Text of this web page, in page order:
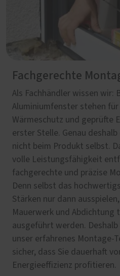
Fachgerechte
Als Fachhändler wissen wir:
Aluminiumfenster stehen
Wärmeschutz und geprüfte
erster Stelle. Genau
nicht beim Produkt selbst.
volle Leistungsfähigkeit
fachgerechte und präzise
Denn selbst das
Stärken nur dann
Mauerwerk und Abdichtung
ausgeführt werden.
unser erfahrenes Montage-
sicher, dass Sie dauerhaft
Energieeffizienz profitieren.